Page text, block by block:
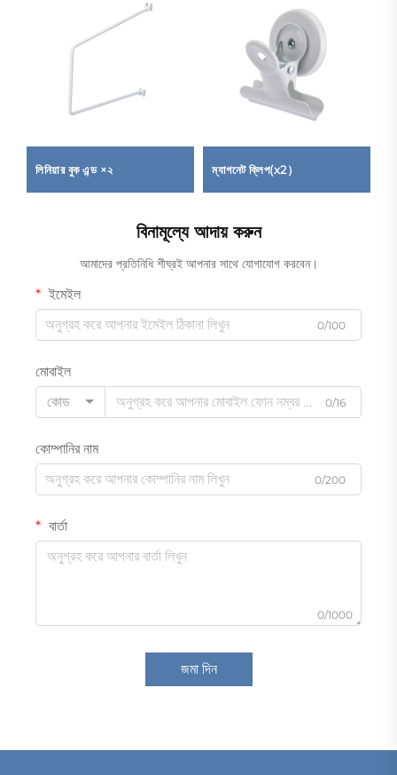
লিনিয়ার বুক এন্ড ×২ ম্যাগনেট ক্লিপ(x2）
বিনামূল্যে আদায় করুন
আমাদের প্রতিনিধি শীঘ্রই আপনার সাথে যোগাযোগ করবেন।
ইমেইল
0/100
মোবাইল
কোড
0/16
কোম্পানির নাম
0/200
বার্তা
0/1000
জমা দিন